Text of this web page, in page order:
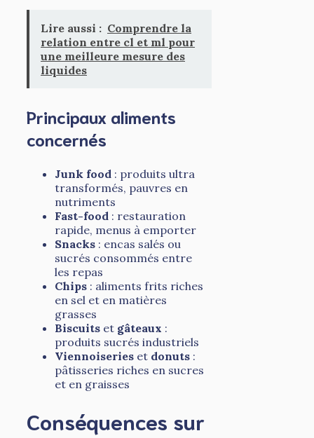
Lire aussi : Comprendre la
relation entre cl et ml pour
une meilleure mesure des
liquides
Principaux aliments
concernés
Junk food : produits ultra
transformés, pauvres en
nutriments
Fast-food : restauration
rapide, menus à emporter
Snacks : encas salés ou
sucrés consommés entre
les repas
Chips : aliments frits riches
en sel et en matières
grasses
Biscuits et gâteaux :
produits sucrés industriels
Viennoiseries et donuts :
pâtisseries riches en sucres
et en graisses
Conséquences sur